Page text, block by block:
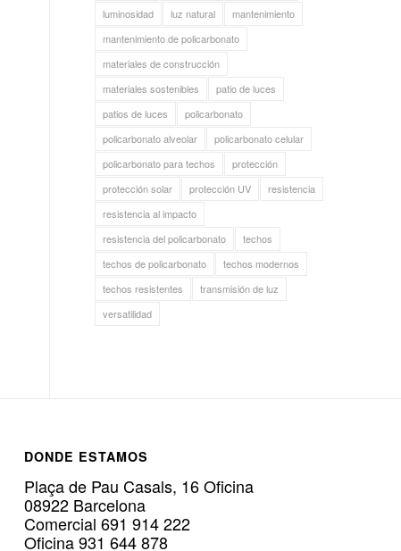
luminosidad
luz natural
mantenimiento
mantenimiento de policarbonato
materiales de construcción
materiales sostenibles
patio de luces
patios de luces
policarbonato
policarbonato alveolar
policarbonato celular
policarbonato para techos
protección
protección solar
protección UV
resistencia
resistencia al impacto
resistencia del policarbonato
techos
techos de policarbonato
techos modernos
techos resistentes
transmisión de luz
versatilidad
DONDE ESTAMOS
Plaça de Pau Casals, 16 Oficina
08922 Barcelona
Comercial 691 914 222
Oficina 931 644 878